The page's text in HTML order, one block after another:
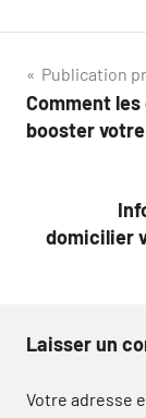
de
Publication
Comment
booster
domicilier
Laisser un
Votre adresse